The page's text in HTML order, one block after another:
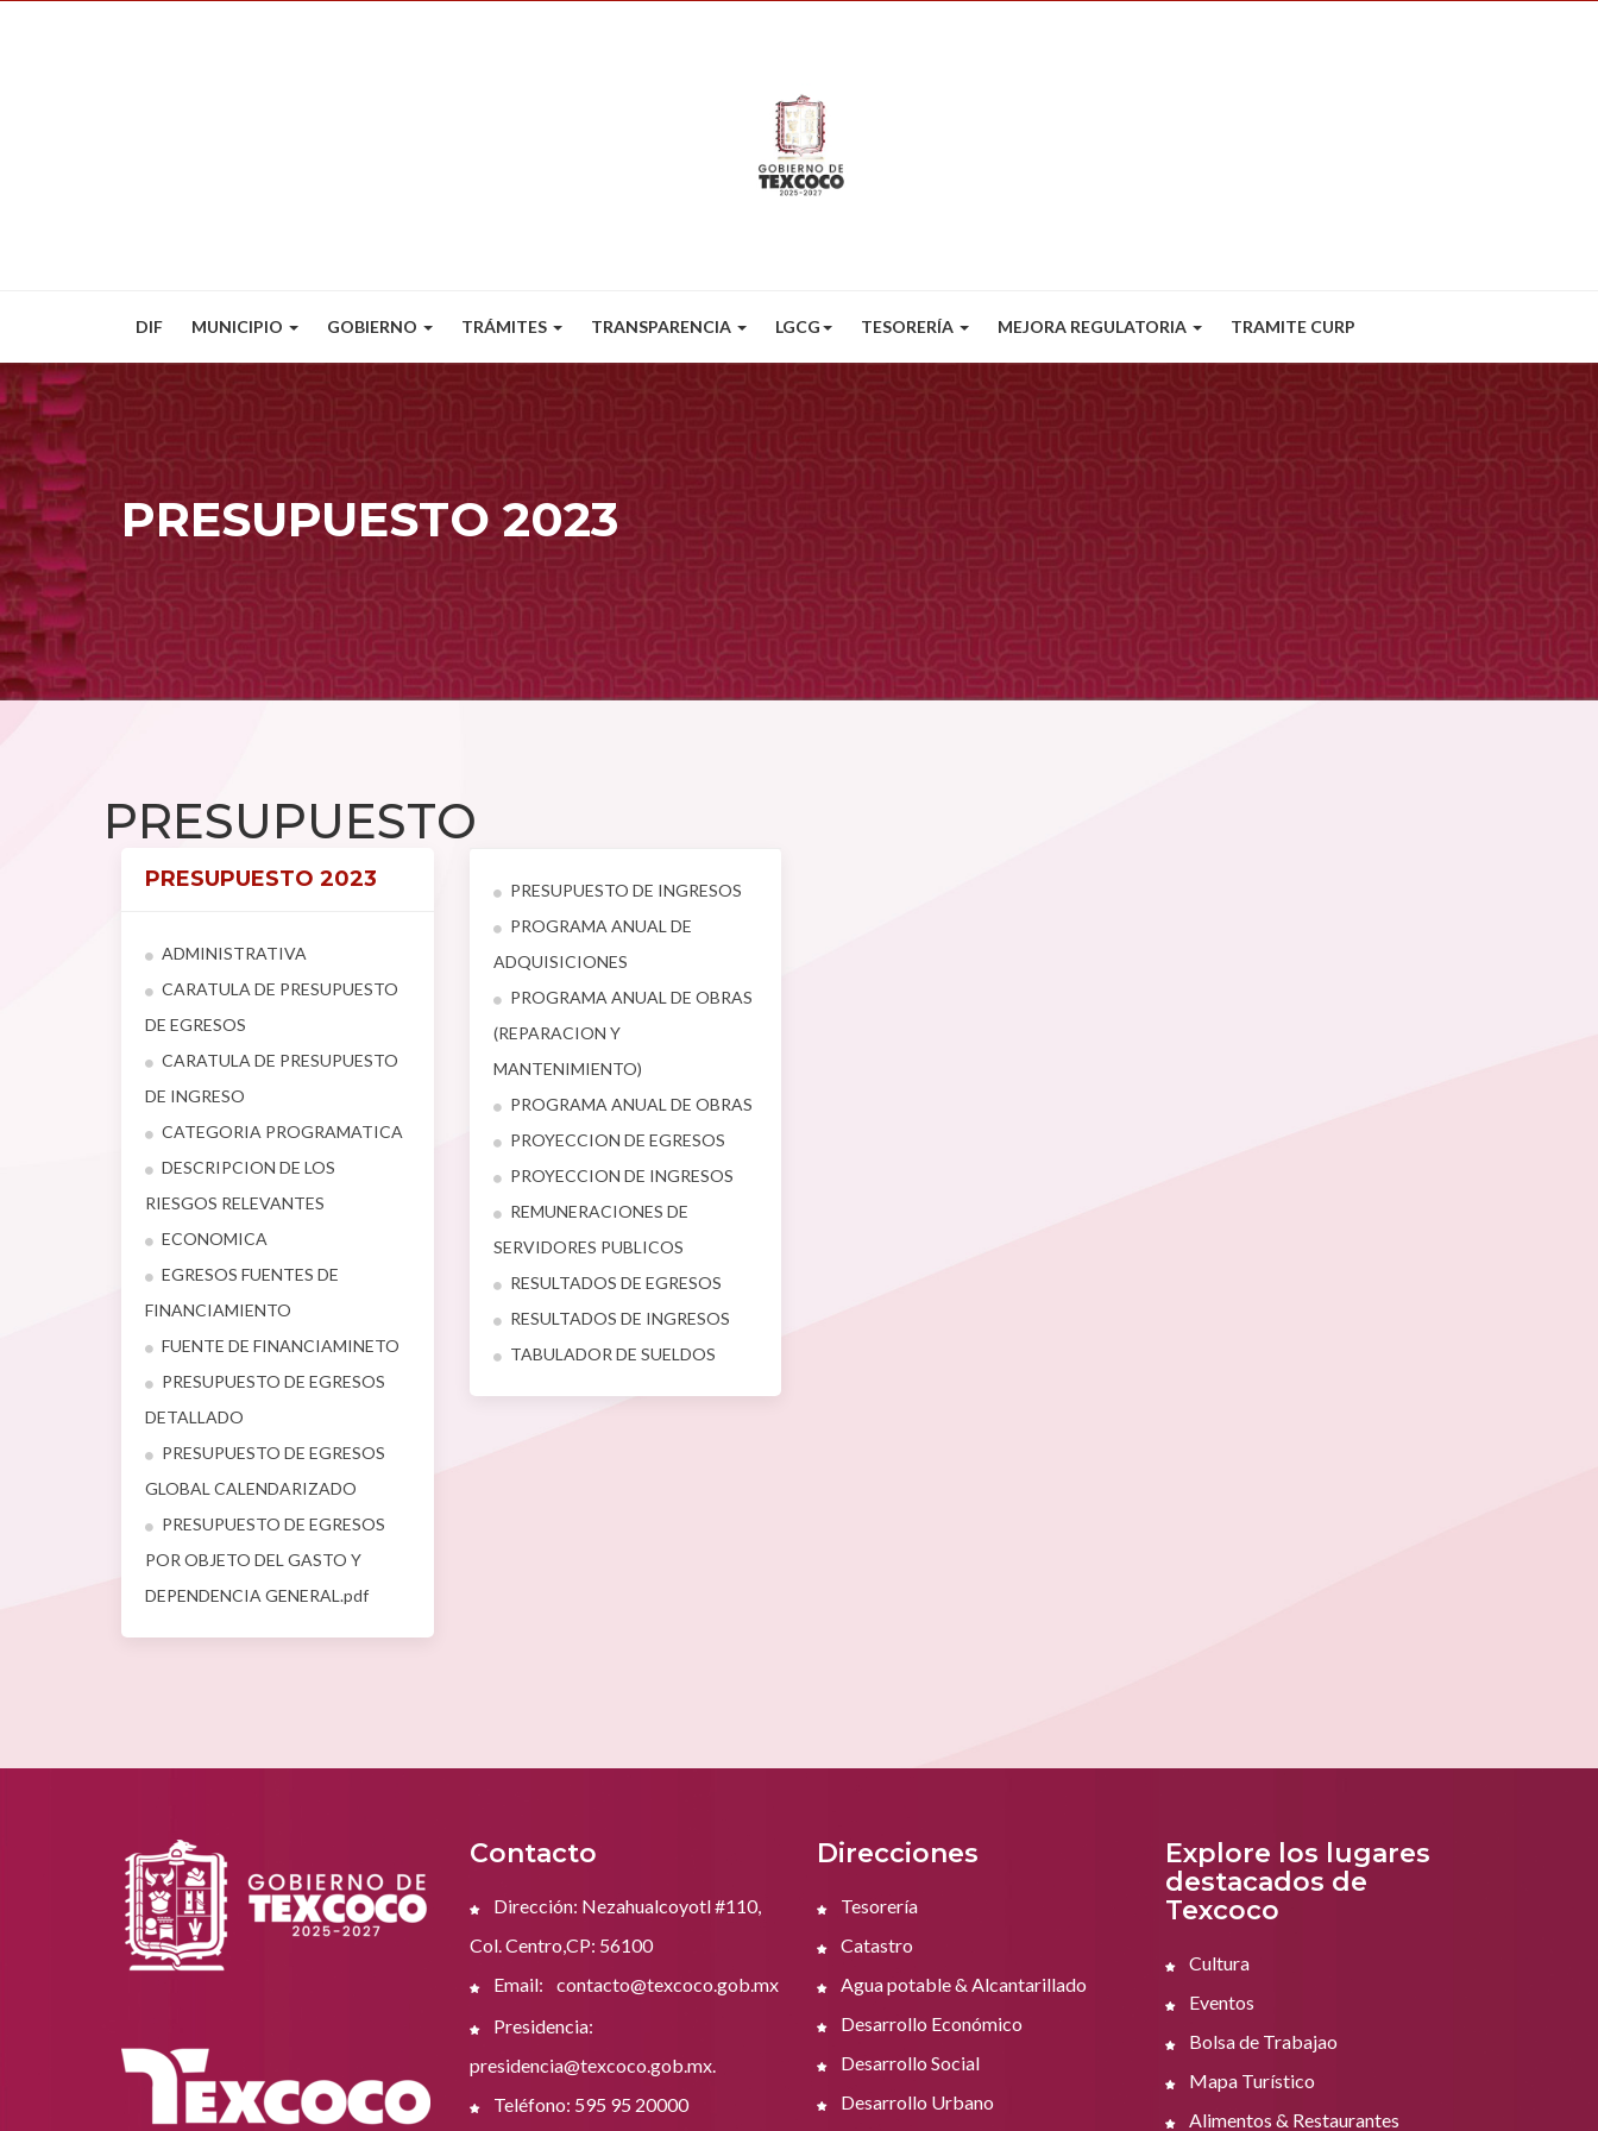
DIF MUNICIPIO GOBIERNO TRÁMITES TRANSPARENCIA LGCG TESORERÍA MEJORA REGULATORIA TRAMITE CURP
PRESUPUESTO 2023
PRESUPUESTO
PRESUPUESTO 2023
ADMINISTRATIVA
CARATULA DE PRESUPUESTO
DE EGRESOS
CARATULA DE PRESUPUESTO
DE INGRESO
CATEGORIA PROGRAMATICA
DESCRIPCION DE LOS
RIESGOS RELEVANTES
ECONOMICA
EGRESOS FUENTES DE
FINANCIAMIENTO
FUENTE DE FINANCIAMINETO
PRESUPUESTO DE EGRESOS
DETALLADO
PRESUPUESTO DE EGRESOS
GLOBAL CALENDARIZADO
PRESUPUESTO DE EGRESOS
POR OBJETO DEL GASTO Y
DEPENDENCIA GENERAL.pdf
PRESUPUESTO DE INGRESOS
PROGRAMA ANUAL DE
ADQUISICIONES
PROGRAMA ANUAL DE OBRAS
(REPARACION Y
MANTENIMIENTO)
PROGRAMA ANUAL DE OBRAS
PROYECCION DE EGRESOS
PROYECCION DE INGRESOS
REMUNERACIONES DE
SERVIDORES PUBLICOS
RESULTADOS DE EGRESOS
RESULTADOS DE INGRESOS
TABULADOR DE SUELDOS
Contacto
Dirección: Nezahualcoyotl #110,
Col. Centro,CP: 56100
Email:
contacto@texcoco.gob.mx
Presidencia:
presidencia@texcoco.gob.mx.
Teléfono: 595 95 20000
Direcciones
Tesorería
Catastro
Agua potable & Alcantarillado
Desarrollo Económico
Desarrollo Social
Desarrollo Urbano
Explore los lugares
destacados de
Texcoco
Cultura
Eventos
Bolsa de Trabajao
Mapa Turístico
Alimentos & Restaurantes